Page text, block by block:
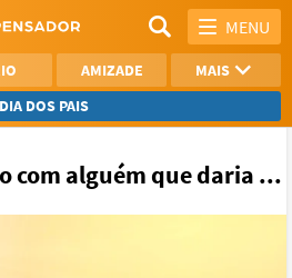
MENU
AMIZADE
MAIS
DIA DOS PAIS
AGRADECIMENTO
com alguém que daria ...